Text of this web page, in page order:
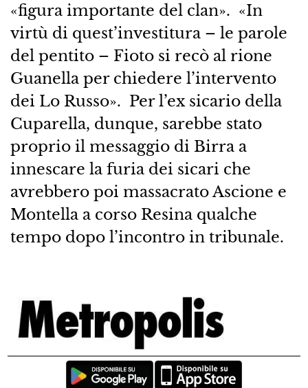
«figura importante del clan». «In
virtù di quest’investitura – le parole
del pentito – Fioto si recò al rione
Guanella per chiedere l’intervento
dei Lo Russo». Per l’ex sicario della
Cuparella, dunque, sarebbe stato
proprio il messaggio di Birra a
innescare la furia dei sicari che
avrebbero poi massacrato Ascione e
Montella a corso Resina qualche
tempo dopo l’incontro in tribunale.